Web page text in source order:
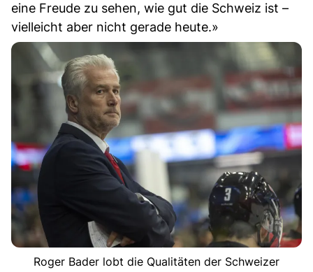
eine Freude zu sehen, wie gut die Schweiz ist –
vielleicht aber nicht gerade heute.»
Roger Bader lobt die Qualitäten der Schweizer